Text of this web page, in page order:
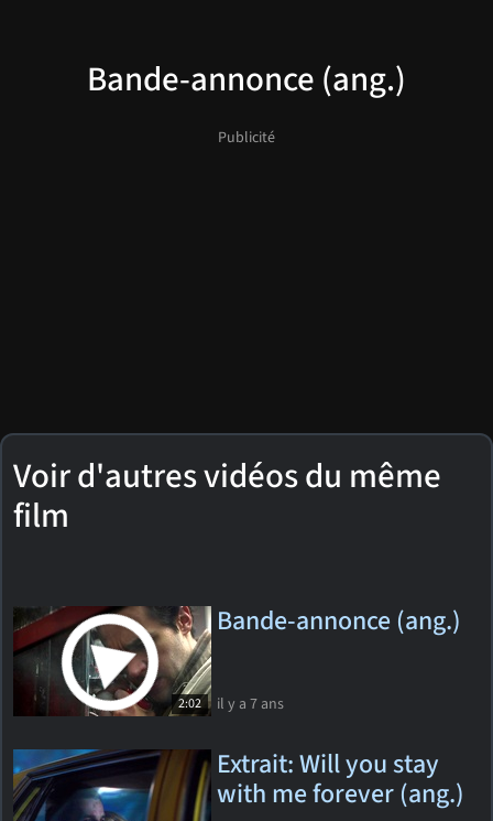
Bande-annonce (ang.)
Voir d'autres vidéos du même
film
2:02
Bande-annonce (ang.)
il y a 7 ans
Extrait: Will you stay
with me forever (ang.)